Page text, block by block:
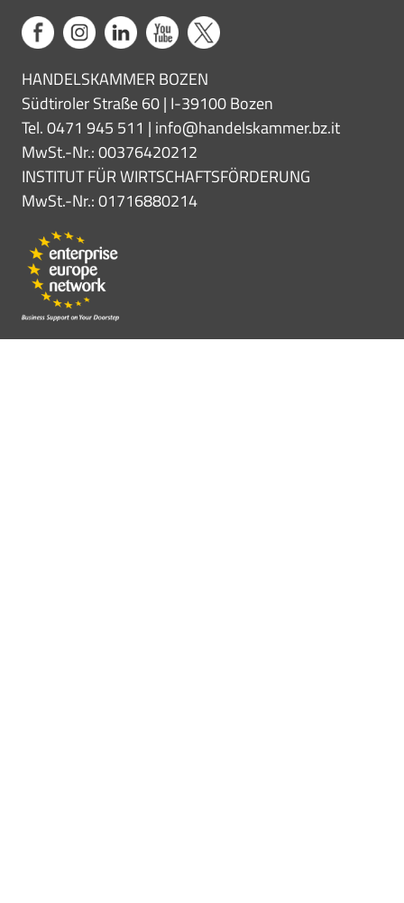
HANDELSKAMMER BOZEN
Südtiroler Straße 60 | I-39100 Bozen
Tel. 0471 945 511 | info@handelskammer.bz.it
MwSt.-Nr.: 00376420212
INSTITUT FÜR WIRTSCHAFTSFÖRDERUNG
MwSt.-Nr.: 01716880214